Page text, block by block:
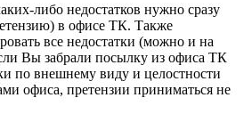
либо недостатков нужно сразу
в офисе ТК. Также
все недостатки (можно и на
Вы забрали посылку из офиса ТК
по внешнему виду и целостности
офиса, претензии приниматься не